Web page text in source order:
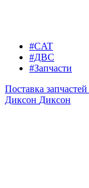
#CAT
#ДВС
#Запчасти
Поставка запчастей
Диксон Диксон